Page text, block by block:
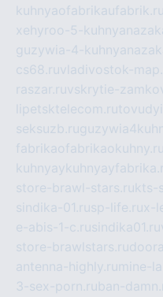
kuhnyaofabrikaufabrik.ru
xehyroo-5-
guzywia-4-
cs68.ruvladivostok-
raszar.ruvskrytie-
lipetsktelecom.ru
seksuzb.ru
fabrikaofabrikaokuhny.ru
store-brawl-stars.rukts-
sindika-01.rusp-life.rux-
e-abis-1-c.rusindika01.ru
store-brawlstars.ru
antenna-highly.ru mine-
3-sex-porn.ruban-